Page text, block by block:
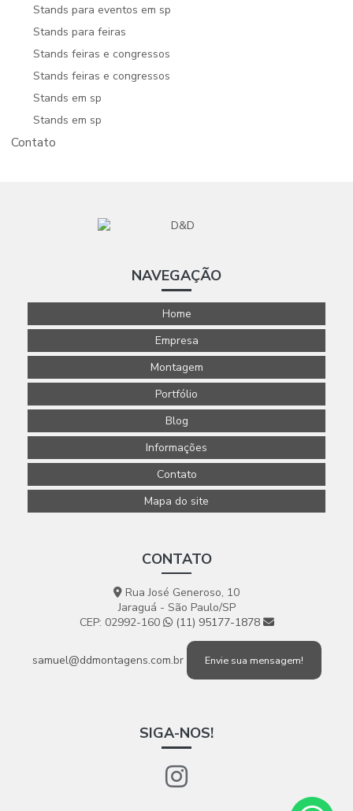
Stands para eventos em sp
Stands para feiras
Stands feiras e congressos
Stands feiras e congressos
Stands em sp
Stands em sp
Contato
NAVEGAÇÃO
Home
Empresa
Montagem
Portfólio
Blog
Informações
Contato
Mapa do site
CONTATO
Rua José Generoso, 10
Jaraguá - São Paulo/SP
CEP: 02992-160
(11) 95177-1878
samuel@ddmontagens.com.br Envie sua mensagem!
SIGA-NOS!